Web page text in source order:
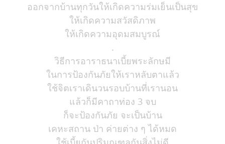
ออกจากบ้านทุกวันให้เกิดความร่มเย็นเป็นสุข
ให้เกิดความสวัสดิภาพ
ให้เกิดความอุดมสมบูรณ์
.
วิธีการอาราธนาเบี้ยพระลักษมี
ในการป้องกันภัยให้เราหลับตาแล้ว
ใช้จิตเราเดินวนรอบบ้านที่เรานอน
แล้วก็มีคาถาท่อง 3 จบ
ก็จะป้องกันภัย จะเป็นบ้าน
เคหะสถาน ป่า ค่ายต่าง ๆ ได้หมด